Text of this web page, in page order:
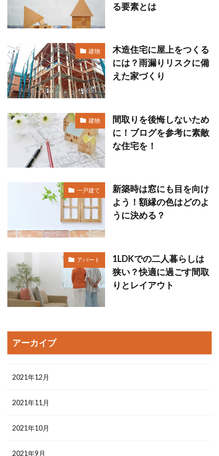
る要素とは
建物
木造住宅に屋上をつくる
には？雨漏りリスクに備
えた家づくり
建物
間取りを後悔しないため
に！ブログを参考に素敵
な住宅を！
一戸建て
新築時は窓にも目を向け
よう！額縁の色はどのよ
うに決める？
アパート
1LDKでの二人暮らしは
狭い？快適に過ごす間取
りとレイアウト
アーカイブ
2021年12月
2021年11月
2021年10月
2021年9月